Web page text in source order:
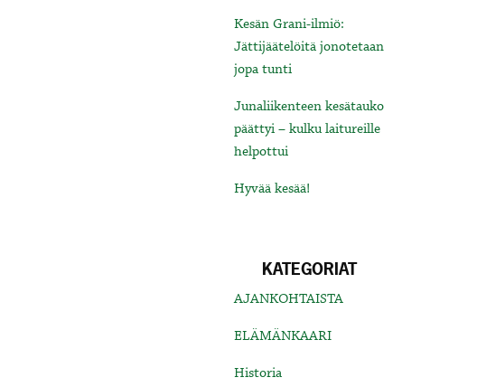
Kesän Grani-ilmiö:
Jättijäätelöitä jonotetaan
jopa tunti
Junaliikenteen kesätauko
päättyi – kulku laitureille
helpottui
Hyvää kesää!
KATEGORIAT
AJANKOHTAISTA
ELÄMÄNKAARI
Historia